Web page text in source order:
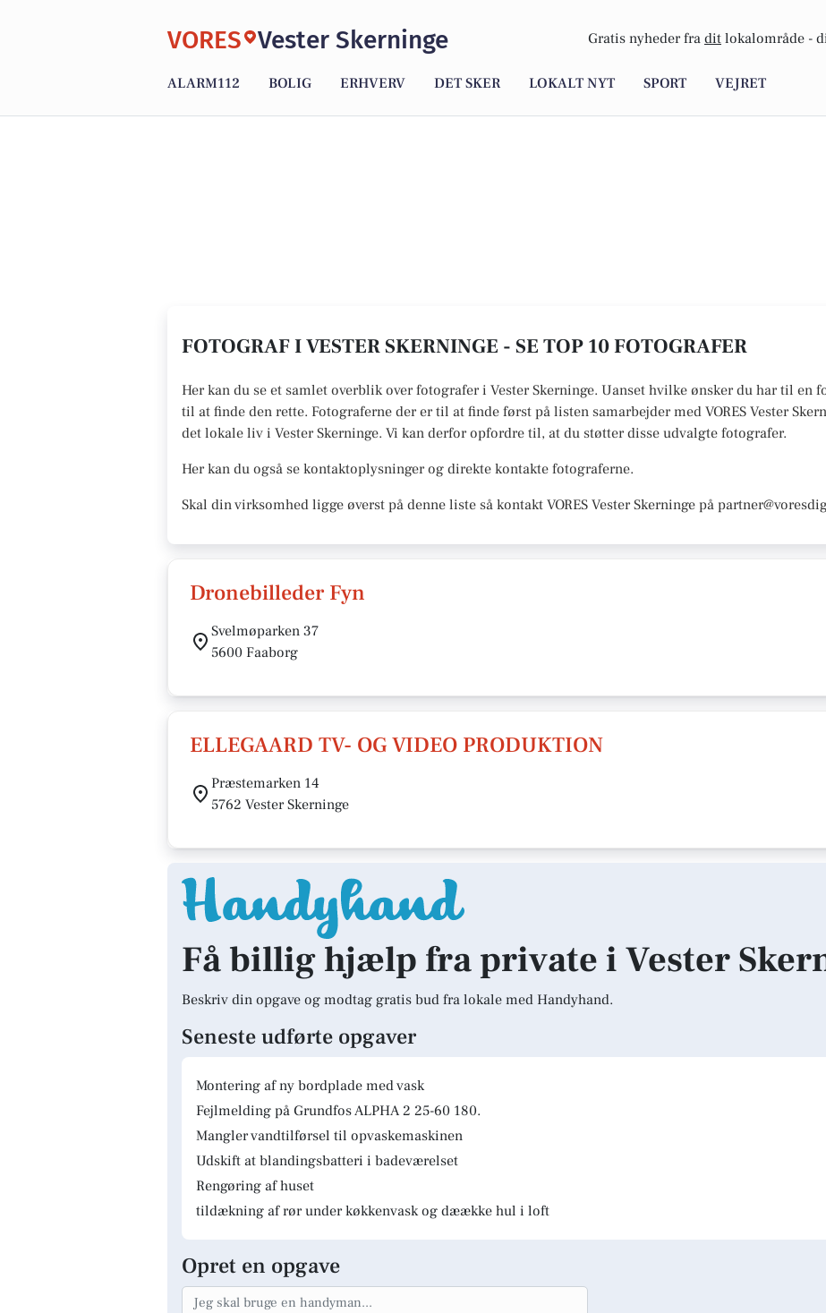
VORES Vester Skerninge Gratis nyheder fra dit lokalområde -
ALARM112 BOLIG ERHVERV DET SKER LOKALT NYT SPORT VEJRET
FOTOGRAF I VESTER SKERNINGE - SE TOP 10 FOTOGRAFER
Her kan du se et samlet overblik over fotografer i Vester Skerninge. Uanset hvilke ønsker du har til en
til at finde den rette. Fotograferne der er til at finde først på listen samarbejder med VORES Vester
det lokale liv i Vester Skerninge. Vi kan derfor opfordre til, at du støtter disse udvalgte fotografer.
Her kan du også se kontaktoplysninger og direkte kontakte fotograferne.
Skal din virksomhed ligge øverst på denne liste så kontakt VORES Vester Skerninge på
Dronebilleder Fyn
Svelmøparken 37
5600 Faaborg
ELLEGAARD TV- OG VIDEO PRODUKTION
Præstemarken 14
5762 Vester Skerninge
Få billig hjælp fra private i Vester
Beskriv din opgave og modtag gratis bud fra lokale med Handyhand.
Seneste udførte opgaver
Montering af ny bordplade med vask
Fejlmelding på Grundfos ALPHA 2 25-60 180.
Mangler vandtilførsel til opvaskemaskinen
Udskift at blandingsbatteri i badeværelset
Rengøring af huset
tildækning af rør under køkkenvask og dæække hul i loft
Opret en opgave